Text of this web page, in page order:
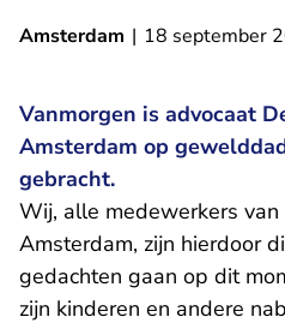
Amsterdam | 18 september
Vanmorgen is advocaat
Amsterdam op
gebracht.
Wij, alle medewerkers
Amsterdam, zijn hierdoor
gedachten gaan op dit
zijn kinderen en andere